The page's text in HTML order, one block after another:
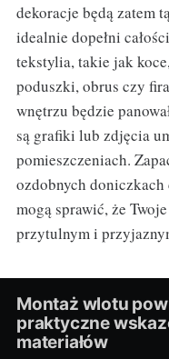
dekoracje będą zatem
idealnie dopełni
tekstylia, takie jak
poduszki, obrus czy
wnętrzu będzie
są grafiki lub zdjęcia
pomieszczeniach.
ozdobnych
mogą sprawić, że
przytulnym i
Montaż wlotu
praktyczne
materiałów